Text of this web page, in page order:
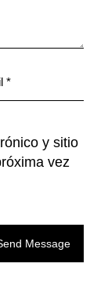
y sitio
vez
Message